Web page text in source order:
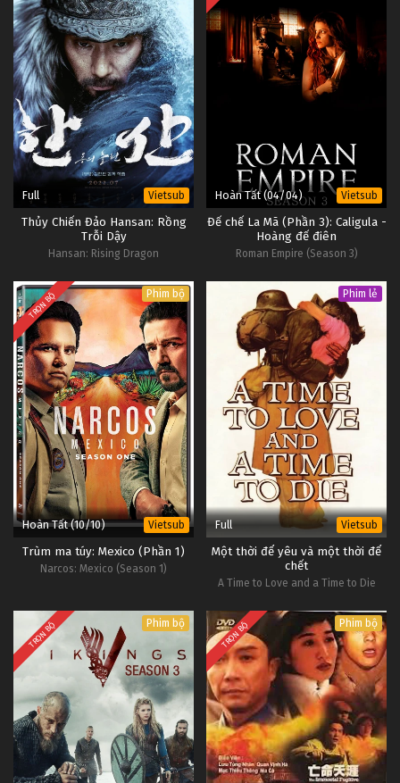
Full Vietsub
Thủy Chiến Đảo Hansan: Rồng
Trỗi Dậy
Hansan: Rising Dragon
Hoàn Tất (04/04) Vietsub
Đế chế La Mã (Phần 3): Caligula -
Hoàng đế điên
Roman Empire (Season 3)
TRỌN BỘ Phim bộ
Hoàn Tất (10/10) Vietsub
Trùm ma túy: Mexico (Phần 1)
Narcos: Mexico (Season 1)
Phim lẻ
Full Vietsub
Một thời để yêu và một thời để
chết
A Time to Love and a Time to Die
TRỌN BỘ Phim bộ TRỌN BỘ Phim bộ